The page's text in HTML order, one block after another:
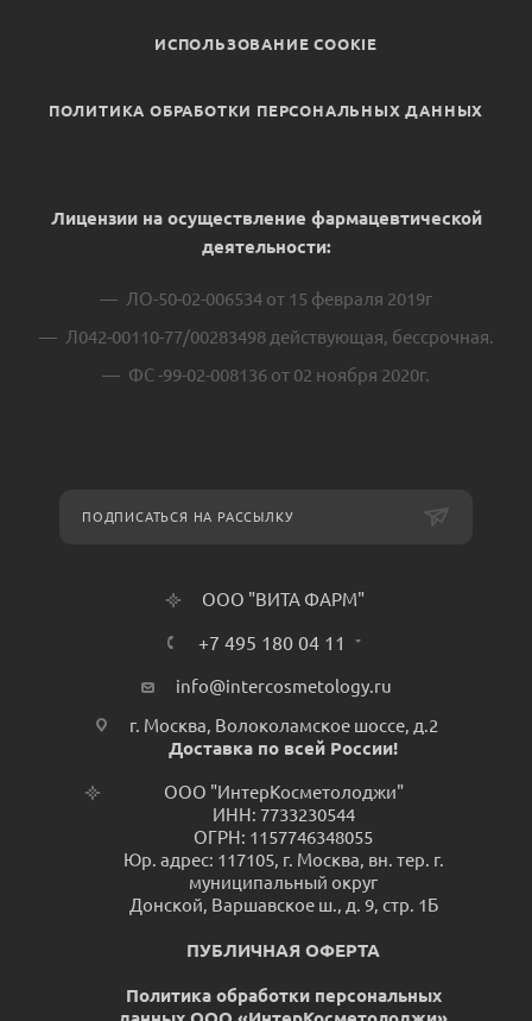
ИСПОЛЬЗОВАНИЕ COOKIE
ПОЛИТИКА ОБРАБОТКИ ПЕРСОНАЛЬНЫХ ДАННЫХ
Лицензии на осуществление фармацевтической
деятельности:
ЛО-50-02-006534 от 15 февраля 2019г
Л042-00110-77/00283498 действующая, бессрочная.
ФС -99-02-008136 от 02 ноября 2020г.
ПОДПИСАТЬСЯ НА РАССЫЛКУ
ООО "ВИТА ФАРМ"
+7 495 180 04 11
info@intercosmetology.ru
г. Москва, Волоколамское шоссе, д.2
Доставка по всей России!
ООО "ИнтерКосметолоджи"
ИНН: 7733230544
ОГРН: 1157746348055
Юр. адрес: 117105, г. Москва, вн. тер. г.
муниципальный округ
Донской, Варшавское ш., д. 9, стр. 1Б
ПУБЛИЧНАЯ ОФЕРТА
Политика обработки персональных